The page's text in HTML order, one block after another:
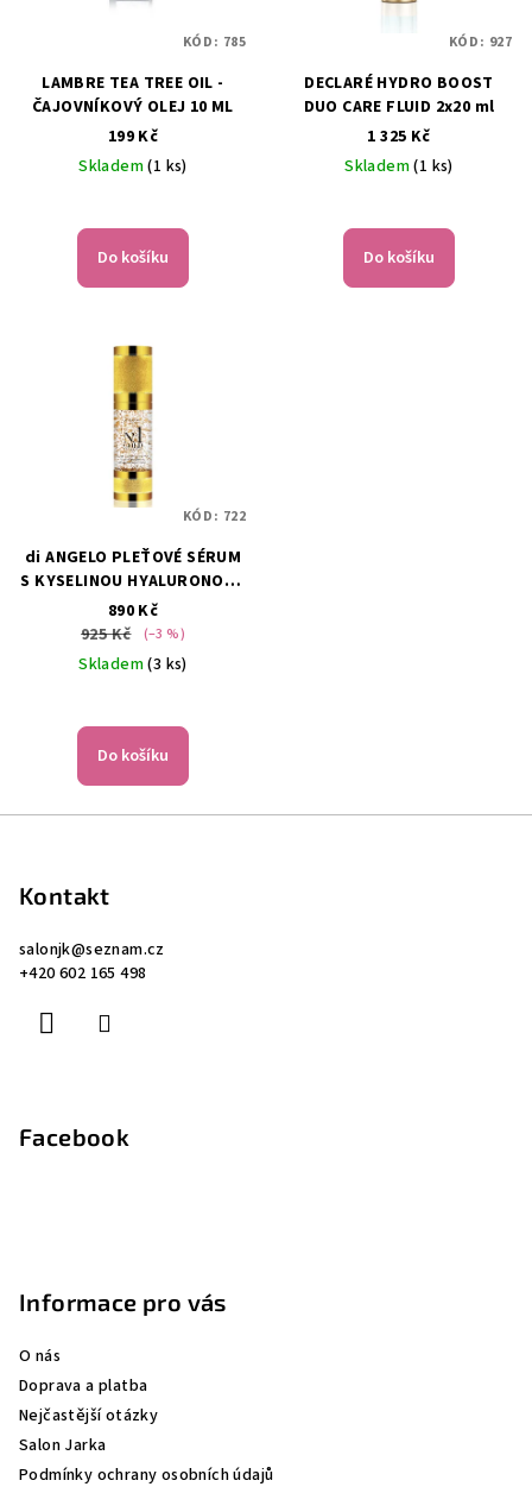
LAMBRE TEA TREE OIL -
ČAJOVNÍKOVÝ OLEJ 10 ML
199 Kč
Skladem(1 ks)
Do košíku
KÓD: 785
DECLARÉ HYDRO BOOST
DUO CARE FLUID 2x20 ml
1 325 Kč
Skladem(1 ks)
Do košíku
KÓD: 927
di ANGELO PLEŤOVÉ SÉRUM
S KYSELINOU HYALURONOVU
NO1 S 24KARÁTOVÝM
ZLATEM 30ML
890 Kč
925 Kč
(–3 %)
Skladem(3 ks)
Do košíku
KÓD: 722
Kontakt
salonjk@seznam.cz
+420 602 165 498
Facebook
Informace pro vás
O nás
Doprava a platba
Nejčastější otázky
Salon Jarka
Podmínky ochrany osobních údajů